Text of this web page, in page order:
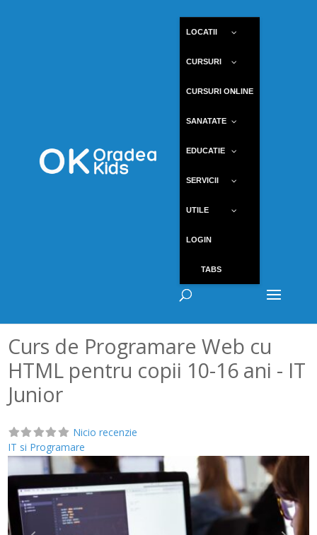
LOCATII
CURSURI
CURSURI ONLINE
SANATATE
EDUCATIE
SERVICII
UTILE
LOGIN
TABS
Curs de Programare Web cu
HTML pentru copii 10-16 ani - IT
Junior
Nicio recenzie
IT si Programare